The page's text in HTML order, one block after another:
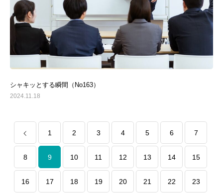
シャキッとする瞬間（No163）
2024.11.18
1 2 3 4 5 6 7
8 9 10 11 12 13 14 15
16 17 18 19 20 21 22 23